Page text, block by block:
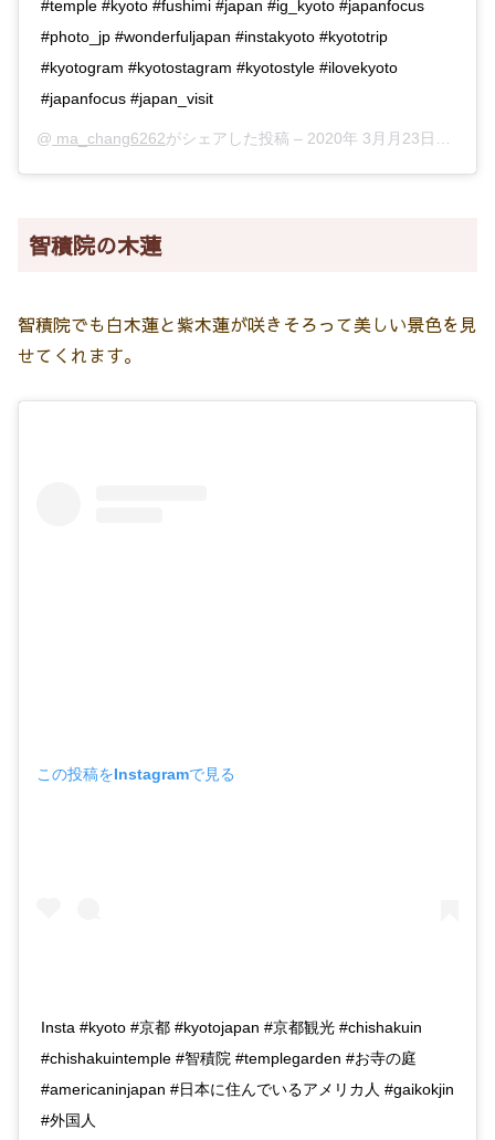
#temple #kyoto #fushimi #japan #ig_kyoto #japanfocus
#photo_jp #wonderfuljapan #instakyoto #kyototrip
#kyotogram #kyotostagram #kyotostyle #ilovekyoto
#japanfocus #japan_visit
@ ma_chang6262がシェアした投稿 – 2020年 3月月23日午後4時18分PDT
智積院の木蓮
智積院でも白木蓮と紫木蓮が咲きそろって美しい景色を見
せてくれます。
この投稿をInstagramで見る
Insta #kyoto #京都 #kyotojapan #京都観光 #chishakuin
#chishakuintemple #智積院 #templegarden #お寺の庭
#americaninjapan #日本に住んでいるアメリカ人 #gaikokjin
#外国人